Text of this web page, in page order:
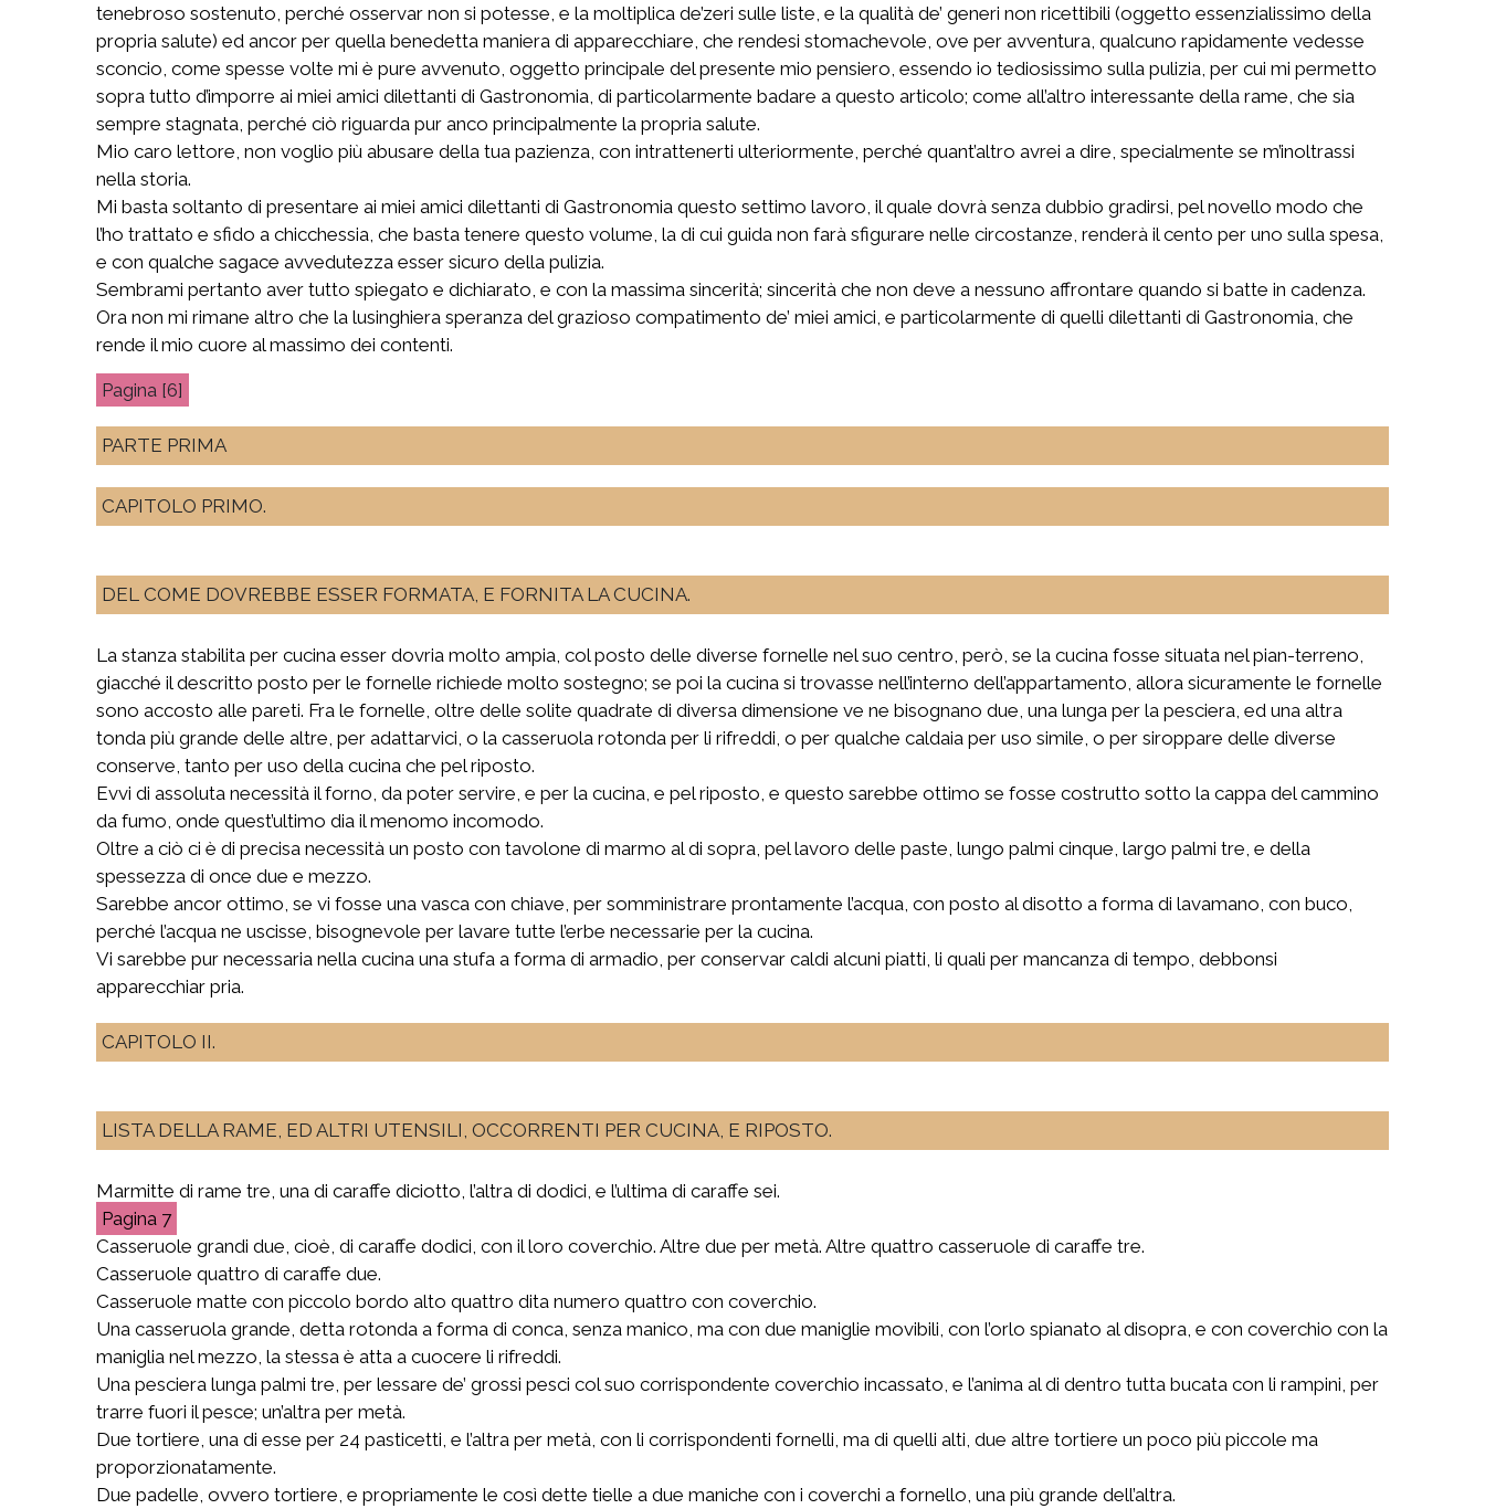
tenebroso sostenuto, perché osservar non si potesse, e la moltiplica de’zeri sulle liste, e la qualità de’ generi non ricettibili (oggetto essenzialissimo della
propria salute) ed ancor per quella benedetta maniera di apparecchiare, che rendesi stomachevole, ove per avventura, qualcuno rapidamente vedesse
sconcio, come spesse volte mi è pure avvenuto, oggetto principale del presente mio pensiero, essendo io tediosissimo sulla pulizia, per cui mi permetto
sopra tutto d’imporre ai miei amici dilettanti di Gastronomia, di particolarmente badare a questo articolo; come all’altro interessante della rame, che sia
sempre stagnata, perché ciò riguarda pur anco principalmente la propria salute.
Mio caro lettore, non voglio più abusare della tua pazienza, con intrattenerti ulteriormente, perché quant’altro avrei a dire, specialmente se m’inoltrassi
nella storia.
Mi basta soltanto di presentare ai miei amici dilettanti di Gastronomia questo settimo lavoro, il quale dovrà senza dubbio gradirsi, pel novello modo che
l’ho trattato e sfido a chicchessia, che basta tenere questo volume, la di cui guida non farà sfigurare nelle circostanze, renderà il cento per uno sulla spesa,
e con qualche sagace avvedutezza esser sicuro della pulizia.
Sembrami pertanto aver tutto spiegato e dichiarato, e con la massima sincerità; sincerità che non deve a nessuno affrontare quando si batte in cadenza.
Ora non mi rimane altro che la lusinghiera speranza del grazioso compatimento de’ miei amici, e particolarmente di quelli dilettanti di Gastronomia, che
rende il mio cuore al massimo dei contenti.
[6]
PARTE PRIMA
CAPITOLO PRIMO.
DEL COME DOVREBBE ESSER FORMATA, E FORNITA LA CUCINA.
La stanza stabilita per cucina esser dovria molto ampia, col posto delle diverse fornelle nel suo centro, però, se la cucina fosse situata nel pian-terreno,
giacché il descritto posto per le fornelle richiede molto sostegno; se poi la cucina si trovasse nell’interno dell’appartamento, allora sicuramente le fornelle
sono accosto alle pareti. Fra le fornelle, oltre delle solite quadrate di diversa dimensione ve ne bisognano due, una lunga per la pesciera, ed una altra
tonda più grande delle altre, per adattarvici, o la casseruola rotonda per li rifreddi, o per qualche caldaia per uso simile, o per siroppare delle diverse
conserve, tanto per uso della cucina che pel riposto.
Evvi di assoluta necessità il forno, da poter servire, e per la cucina, e pel riposto, e questo sarebbe ottimo se fosse costrutto sotto la cappa del cammino
da fumo, onde quest’ultimo dia il menomo incomodo.
Oltre a ciò ci è di precisa necessità un posto con tavolone di marmo al di sopra, pel lavoro delle paste, lungo palmi cinque, largo palmi tre, e della
spessezza di once due e mezzo.
Sarebbe ancor ottimo, se vi fosse una vasca con chiave, per somministrare prontamente l’acqua, con posto al disotto a forma di lavamano, con buco,
perché l’acqua ne uscisse, bisognevole per lavare tutte l’erbe necessarie per la cucina.
Vi sarebbe pur necessaria nella cucina una stufa a forma di armadio, per conservar caldi alcuni piatti, li quali per mancanza di tempo, debbonsi
apparecchiar pria.
CAPITOLO II.
LISTA DELLA RAME, ED ALTRI UTENSILI, OCCORRENTI PER CUCINA, E RIPOSTO.
Marmitte di rame tre, una di caraffe diciotto, l’altra di dodici, e l’ultima di caraffe sei.
7
Casseruole grandi due, cioè, di caraffe dodici, con il loro coverchio. Altre due per metà. Altre quattro casseruole di caraffe tre.
Casseruole quattro di caraffe due.
Casseruole matte con piccolo bordo alto quattro dita numero quattro con coverchio.
Una casseruola grande, detta rotonda a forma di conca, senza manico, ma con due maniglie movibili, con l’orlo spianato al disopra, e con coverchio con la
maniglia nel mezzo, la stessa è atta a cuocere li rifreddi.
Una pesciera lunga palmi tre, per lessare de’ grossi pesci col suo corrispondente coverchio incassato, e l’anima al di dentro tutta bucata con li rampini, per
trarre fuori il pesce; un’altra per metà.
Due tortiere, una di esse per 24 pasticetti, e l’altra per metà, con li corrispondenti fornelli, ma di quelli alti, due altre tortiere un poco più piccole ma
proporzionatamente.
Due padelle, ovvero tortiere, e propriamente le così dette tielle a due maniche con i coverchi a fornello, una più grande dell’altra.